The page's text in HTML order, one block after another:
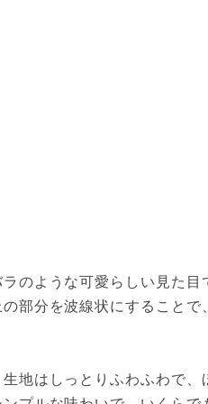
のような可愛らしい見た
部分を波線状にすること
地はしっとりふわふわで